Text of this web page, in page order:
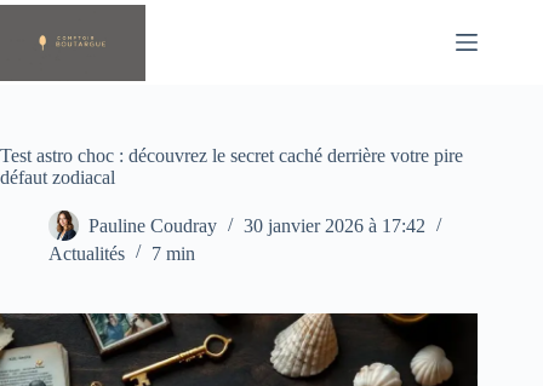
Passer
contenu
Test astro choc : découvrez le secret caché derrière votre pire
défaut zodiacal
Pauline Coudray
30 janvier 2026 à 17:42
Actualités
7 min